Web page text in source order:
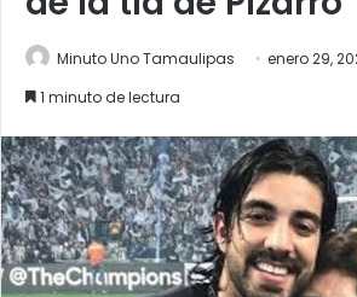
Minuto Uno Tamaulipas enero 29,
1 minuto de lectura